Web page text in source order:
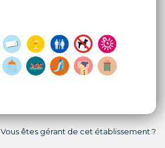
Vous êtes gérant de cet établissement ?